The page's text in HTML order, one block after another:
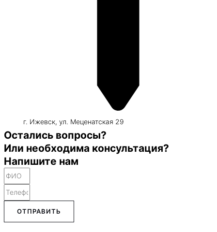
г. Ижевск, ул. Меценатская 29
Остались вопросы?
Или необходима консультация?
Напишите нам
ОТПРАВИТЬ